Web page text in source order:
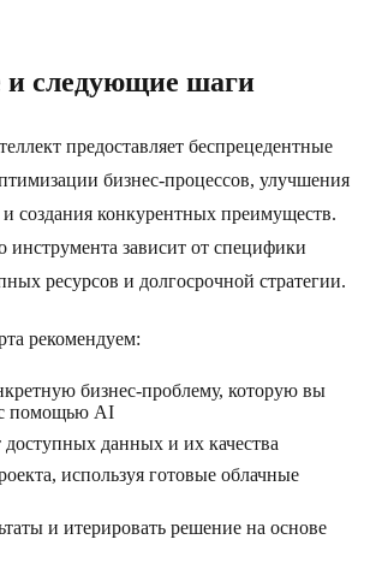
и следующие шаги
предоставляет беспрецедентные
бизнес-процессов, улучшения
создания конкурентных преимуществ.
инструмента зависит от специфики
ресурсов и долгосрочной стратегии.
рекомендуем:
бизнес-проблему, которую вы
помощью AI
доступных данных и их качества
используя готовые облачные
и итерировать решение на основе